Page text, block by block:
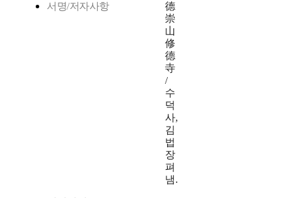
서명/저자사항
德
崇
山
修
德
寺
/
수
덕
사,
김
법
장
펴
냄.